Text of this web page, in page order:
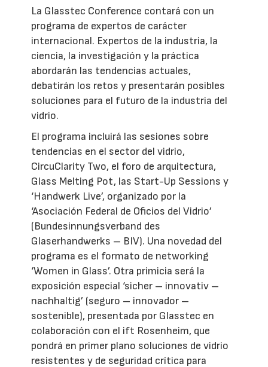
La Glasstec Conference contará con un
programa de expertos de carácter
internacional. Expertos de la industria, la
ciencia, la investigación y la práctica
abordarán las tendencias actuales,
debatirán los retos y presentarán posibles
soluciones para el futuro de la industria del
vidrio.
El programa incluirá las sesiones sobre
tendencias en el sector del vidrio,
CircuClarity Two, el foro de arquitectura,
Glass Melting Pot, las Start-Up Sessions y
‘Handwerk Live’, organizado por la
‘Asociación Federal de Oficios del Vidrio’
(Bundesinnungsverband des
Glaserhandwerks – BIV). Una novedad del
programa es el formato de networking
‘Women in Glass’. Otra primicia será la
exposición especial ‘sicher – innovativ –
nachhaltig’ (seguro – innovador –
sostenible), presentada por Glasstec en
colaboración con el ift Rosenheim, que
pondrá en primer plano soluciones de vidrio
resistentes y de seguridad crítica para